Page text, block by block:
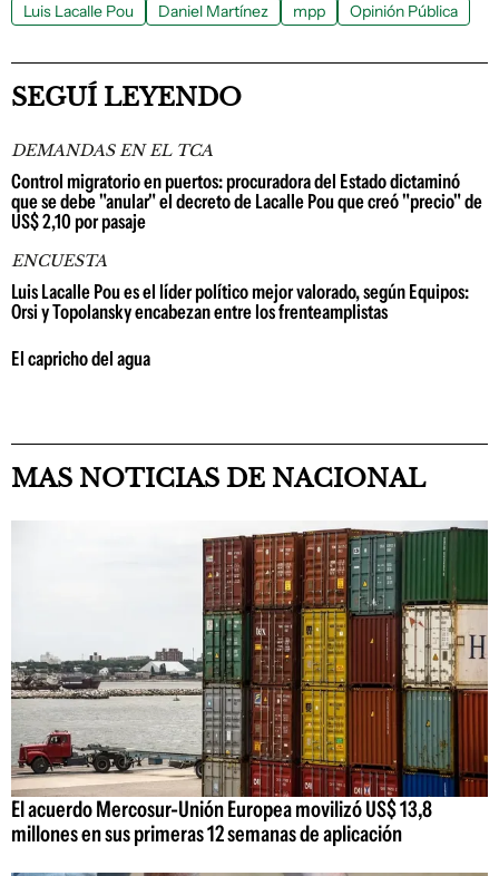
Luis Lacalle Pou Daniel Martínez mpp Opinión Pública
SEGUÍ LEYENDO
DEMANDAS EN EL TCA
Control migratorio en puertos: procuradora del Estado dictaminó
que se debe "anular" el decreto de Lacalle Pou que creó "precio" de
US$ 2,10 por pasaje
ENCUESTA
Luis Lacalle Pou es el líder político mejor valorado, según Equipos:
Orsi y Topolansky encabezan entre los frenteamplistas
El capricho del agua
MAS NOTICIAS DE NACIONAL
El acuerdo Mercosur-Unión Europea movilizó US$ 13,8
millones en sus primeras 12 semanas de aplicación